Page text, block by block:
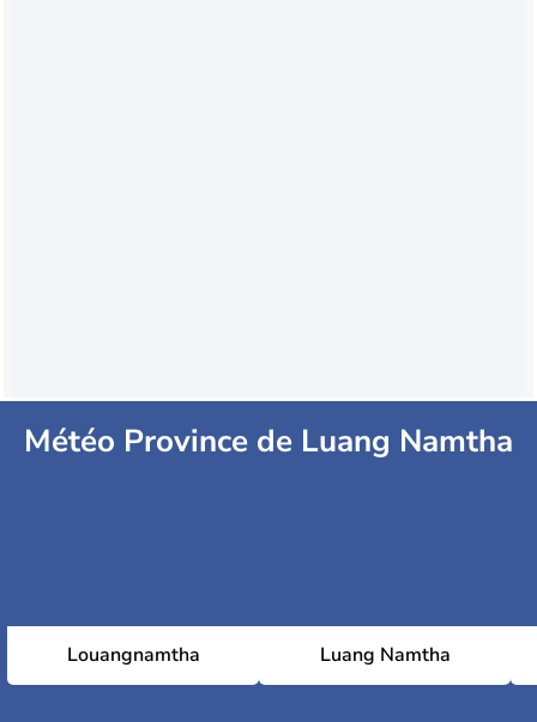
Météo Province de Luang Namtha
Louangnamtha Luang Namtha